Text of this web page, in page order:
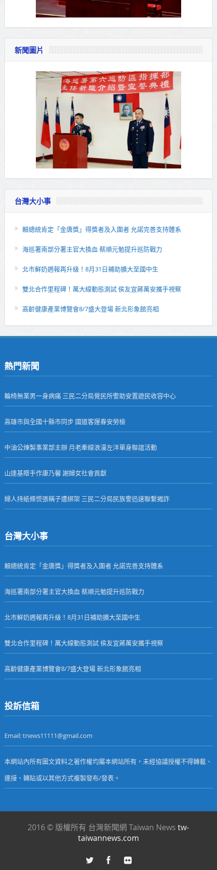
新聞圖片
台灣大小事
賴總統肯定「金唐獎」得獎者及入圍者 允諾完善支持體系
海巡署南部分署主官大換血 蔡順元勉提升巡防戰力
北市鮮奶週報再升級！8月31日補助擴大至國中生
雙北合作里程碑！萬大線動態測試 侯友宜蔣萬安攜手視察
高齡健康產業博覽會8/7盛大登場 新北形象館亮相
熱門新聞
輪椅無業男一身病痛 三民二分局覺民所警助安置遊民收容中心
高雄市與全國十縣市同步 國道客運春安勞檢
中油公煉製事業部主辦 月老牽線浪漫左泮單身聯誼活動
山達基贈手作康乃馨 謝婦女社會貢獻
婦人持紙條慌張稱子遭綁架 三民二分局民族警迅速聯繫揭詐
台灣大小事
賴總統肯定「金唐獎」得獎者及入圍者 允諾完善支持體系
海巡署南部分署主官大換血 蔡順元勉提升巡防戰力
北市鮮奶週報再升級！8月31日補助擴大至國中生
雙北合作里程碑！萬大線動態測試 侯友宜蔣萬安攜手視察
高齡健康產業博覽會8/7盛大登場 新北形象館亮相
投訴信箱
Email: tnews11111@gmail.com
本網站內所有圖文資料之著作權均屬本網站所有，未經協議授權不得轉載、
連接、轉貼或以其他方式複製發布/發表。
2016 © 版權所有 台灣新聞網 Taiwan Newstw-
taiwannews.com